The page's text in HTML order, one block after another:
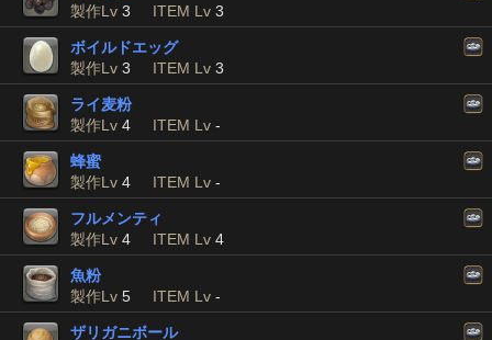
製作Lv 3 ITEM Lv 3
ボイルドエッグ
製作Lv 3 ITEM Lv 3
ライ麦粉
製作Lv 4 ITEM Lv -
蜂蜜
製作Lv 4 ITEM Lv -
フルメンティ
製作Lv 4 ITEM Lv 4
魚粉
製作Lv 5 ITEM Lv -
ザリガニボール